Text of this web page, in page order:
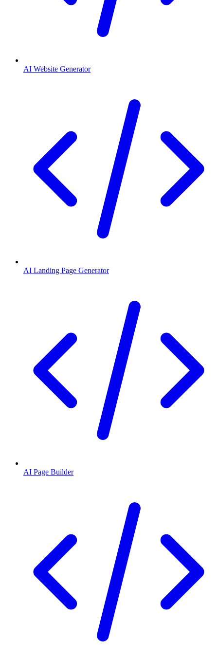
AI Website Generator
AI Landing Page Generator
AI Page Builder